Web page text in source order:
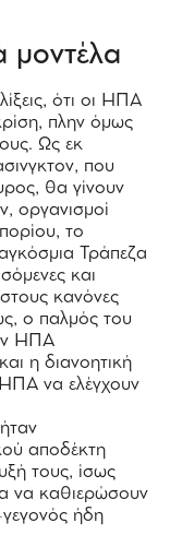
μοντέλα
ότι οι ΗΠΑ
πλην όμως
Ως εκ
που
θα γίνουν
οργανισμοί
το
Τράπεζα
και
κανόνες
ο παλμός του
ΗΠΑ
η διανοητική
ΗΠΑ να ελέγχουν
αποδέκτη
τους, ίσως
να καθιερώσουν
ήδη